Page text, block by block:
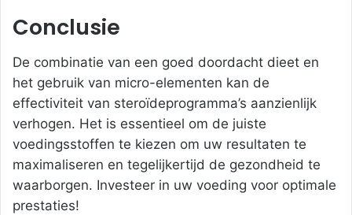
Conclusie
De combinatie van een goed doordacht dieet en
het gebruik van micro-elementen kan de
effectiviteit van steroïdeprogramma’s aanzienlijk
verhogen. Het is essentieel om de juiste
voedingsstoffen te kiezen om uw resultaten te
maximaliseren en tegelijkertijd de gezondheid te
waarborgen. Investeer in uw voeding voor optimale
prestaties!